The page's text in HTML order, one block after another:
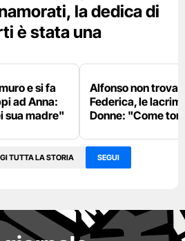
la dedica di
è stata una
e si fa
ad Anna:
sua madre"
Alfonso non trova
Federica, le
Donne: "Come
TUTTA LA STORIA SEGUI